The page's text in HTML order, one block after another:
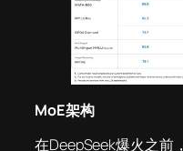
MoE架构
在DeepSeek爆火之前